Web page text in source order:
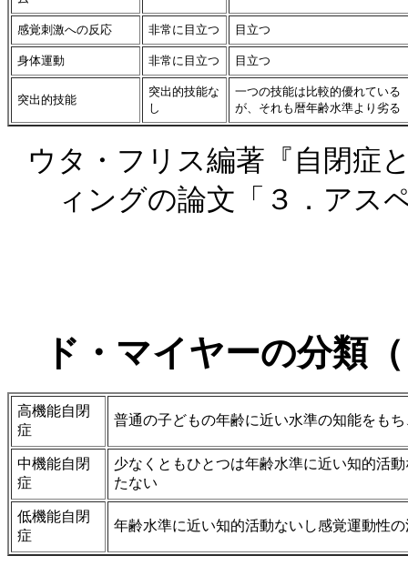
感覚刺激への反応 非常に目立つ 目立つ
身体運動 非常に目立つ 目立つ
突出的技能
突出的技能な
し
一つの技能は比較的優れている
が、それも暦年齢水準より劣る
ウタ・フリス編著『自閉症
ィングの論文「３．アス
ド・マイヤーの分類
高機能自閉
症
普通の子どもの年齢に近い水準の知能をも
中機能自閉
症
少なくともひとつは年齢水準に近い知的活
たない
低機能自閉
症
年齢水準に近い知的活動ないし感覚運動性